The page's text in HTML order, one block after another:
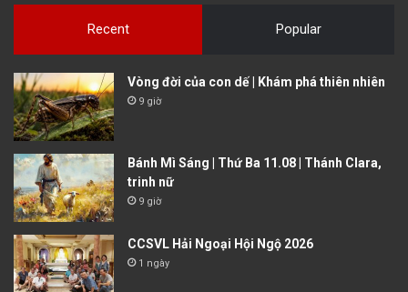
Recent Popular
Vòng đời của con dế | Khám phá thiên nhiên
9 giờ
Bánh Mì Sáng | Thứ Ba 11.08 | Thánh Clara,
trinh nữ
9 giờ
CCSVL Hải Ngoại Hội Ngộ 2026
1 ngày